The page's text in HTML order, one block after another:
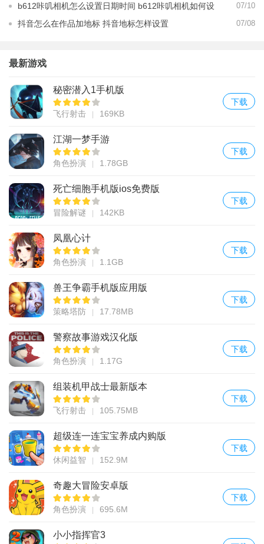
攻略
b612咔叽相机怎么设置日期时间 b612咔叽相机如何设
置日期时间
07/10
抖音怎么在作品加地标 抖音地标怎样设置 07/08
最新游戏
秘密潜入1手机版
飞行射击 169KB
下载
江湖一梦手游
角色扮演 1.78GB
下载
死亡细胞手机版ios免费版
冒险解谜 142KB
下载
凤凰心计
角色扮演 1.1GB
下载
兽王争霸手机版应用版
策略塔防 17.78MB
下载
警察故事游戏汉化版
角色扮演 1.17G
下载
组装机甲战士最新版本
飞行射击 105.75MB
下载
超级连一连宝宝养成内购版
休闲益智 152.9M
下载
奇趣大冒险安卓版
角色扮演 695.6M
下载
小小指挥官3